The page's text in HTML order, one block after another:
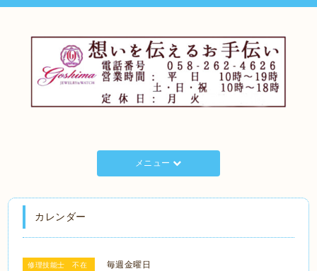
メニュー
カレンダー
修理技能士 不在 毎週金曜日